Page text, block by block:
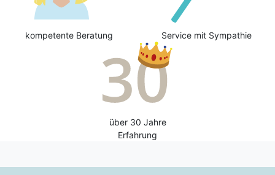
kompetente Beratung Service mit Sympathie
über 30 Jahre
Erfahrung